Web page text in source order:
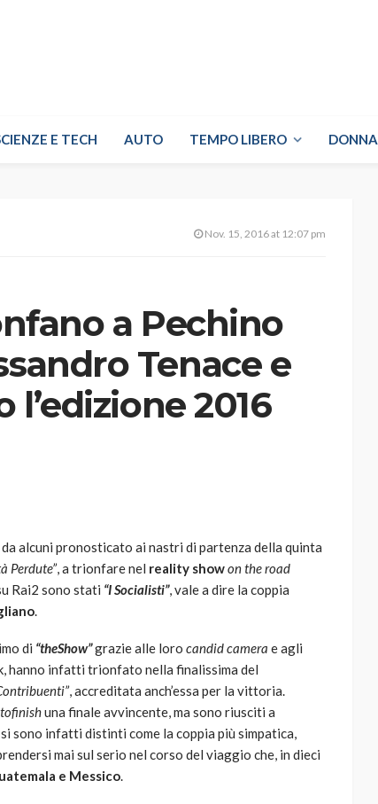
E TECH AUTO TEMPO LIBERO DONNA
Nov. 15, 2016 at 12:07 pm
a Pechino
Tenace e
2016
da alcuni pronosticato ai nastri di partenza della quinta
Perdute”, a trionfare nel reality showon the road
Rai2 sono stati “I Socialisti”, vale a dire la coppia
.
di “theShow”grazie alle loro candid camera e agli
hanno infatti trionfato nella finalissima del
, accreditata anch’essa per la vittoria.
una finale avvincente, ma sono riusciti a
si sono infatti distinti come la coppia più simpatica,
mai sul serio nel corso del viaggio che, in dieci
e Messico.
784
Davis: tennis mondiale e
passione per
l’automobilismo
god 9 mesi ago